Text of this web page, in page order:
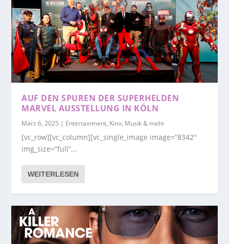
AUF DEN SPUREN DER SUPERHELDEN
MARVEL AUSSTELLUNG IN KÖLN
März 6, 2025 | Entertainment, Kino, Musik & mehr
[vc_row][vc_column][vc_single_image image=“8342″
img_size=“full“...
WEITERLESEN